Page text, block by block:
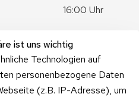
ist uns wichtig
Technologien auf
personenbezogene Daten
(z.B. IP-Adresse), um
16:00 Uhr
Zum
Kontaktformu
lar